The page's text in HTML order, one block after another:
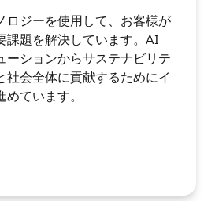
ロジーを使用して、お客様が
課題を解決しています。AI
ーションからサステナビリテ
社会全体に貢献するためにイ
ています。